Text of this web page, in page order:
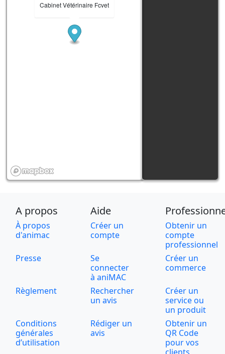
Cabinet Vétérinaire Fcvet
A propos Aide
À propos
d'animac
Créer un
compte
Obtenir un
compte
professionnel
Presse
Se
connecter
à aniMAC
Créer un
commerce
Règlement
Rechercher
un avis
Créer un
service ou
un produit
Conditions
générales
d’utilisation
Rédiger un
avis
Obtenir un
QR Code
pour vos